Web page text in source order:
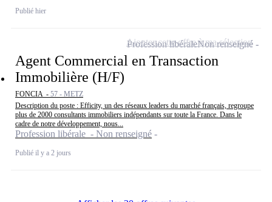
Publié hier
Agent Commercial en Transaction
Immobilière (H/F)
FONCIA - 57 - METZ
Description du poste : Efficity, un des réseaux leaders du marché français, regroupe
plus de 2000 consultants immobiliers indépendants sur toute la France. Dans le
cadre de notre développement, nous...
Profession libérale - Non renseigné
Publié il y a 2 jours
Profession libéraleNon renseigné
Ajouter cette offre à ma sélection